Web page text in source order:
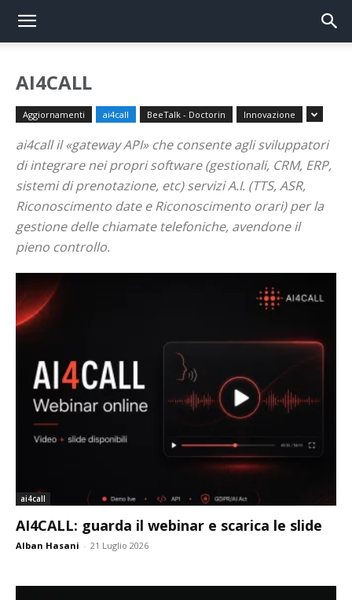
AI4CALL
Aggiornamenti ai4call BeeTalk - Doctorin Innovazione
ai4call il «gateway API» che consente agli sviluppatori
di integrare nei propri software (gestionali, CRM, ERP,
sistemi di prenotazione, etc) servizi A.I. (TTS, ASR,
Riconoscimento date e Riconoscimento orari) per la
gestione delle chiamate telefoniche, avendone il
pieno controllo.
ai4call
AI4CALL: guarda il webinar e scarica le slide
Alban Hasani - 21 Luglio 2026